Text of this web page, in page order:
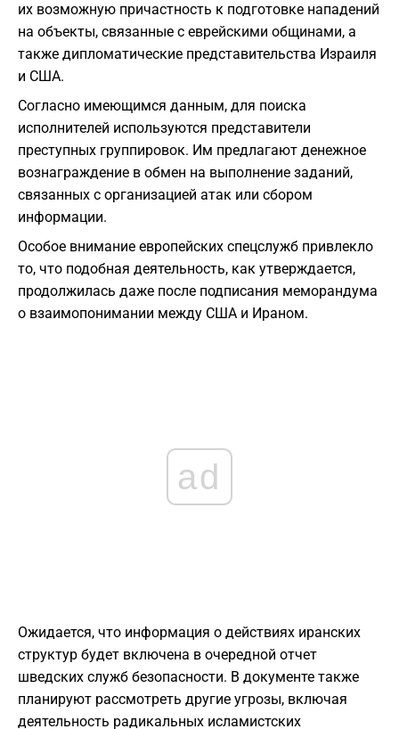
их возможную причастность к подготовке нападений
на объекты, связанные с еврейскими общинами, а
также дипломатические представительства Израиля
и США.
Согласно имеющимся данным, для поиска
исполнителей используются представители
преступных группировок. Им предлагают денежное
вознаграждение в обмен на выполнение заданий,
связанных с организацией атак или сбором
информации.
Особое внимание европейских спецслужб привлекло
то, что подобная деятельность, как утверждается,
продолжилась даже после подписания меморандума
о взаимопонимании между США и Ираном.
ad
Ожидается, что информация о действиях иранских
структур будет включена в очередной отчет
шведских служб безопасности. В документе также
планируют рассмотреть другие угрозы, включая
деятельность радикальных исламистских